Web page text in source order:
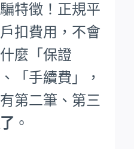
特徵！正規平
扣費用，不會
麼「保證
「手續費」，
第二筆、第三
。